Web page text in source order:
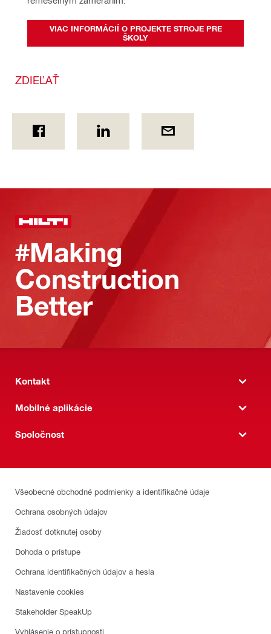
VIAC INFORMÁCIÍ O PROJEKTE STROJE PRE
ŠKOLY
ZDIEĽAŤ
#Making
Construction
Better
Kontakt
Mobilné aplikácie
Spoločnost
Všeobecné obchodné podmienky a identifikačné údaje
Ochrana osobných údajov
Žiadosť dotknutej osoby
Dohoda o prístupe
Ochrana identifikačných údajov a hesla
Nastavenie cookies
Stakeholder SpeakUp
Vyhlásenie o prístupnosti